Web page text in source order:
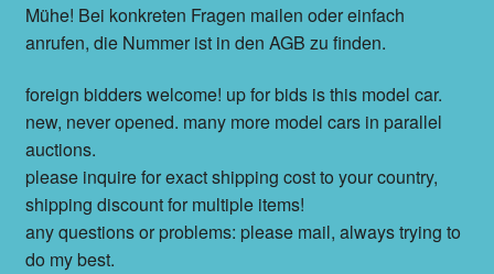
Mühe! Bei konkreten Fragen mailen oder einfach
anrufen, die Nummer ist in den AGB zu finden.
foreign bidders welcome! up for bids is this model car.
new, never opened. many more model cars in parallel
auctions.
please inquire for exact shipping cost to your country,
shipping discount for multiple items!
any questions or problems: please mail, always trying to
do my best.